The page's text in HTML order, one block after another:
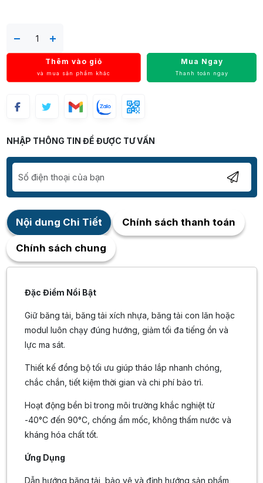
Thêm vào giỏ
và mua sản phẩm khác
Mua Ngay
Thanh toán ngay
NHẬP THÔNG TIN ĐỂ ĐƯỢC TƯ VẤN
Nội dung Chi Tiết Chính sách thanh toán
Chính sách chung
Đặc Điểm Nổi Bật
Giữ băng tải, băng tải xích nhựa, băng tải con lăn hoặc
modul luôn chạy đúng hướng, giảm tối đa tiếng ồn và
lực ma sát.
Thiết kế đồng bộ tối ưu giúp tháo lắp nhanh chóng,
chắc chắn, tiết kiệm thời gian và chi phí bảo trì.
Hoạt động bền bỉ trong môi trường khắc nghiệt từ
-40°C đến 90°C, chống ẩm mốc, không thấm nước và
kháng hóa chất tốt.
Ứng Dụng
Dẫn hướng băng tải, bảo vệ và định hướng sản phẩm